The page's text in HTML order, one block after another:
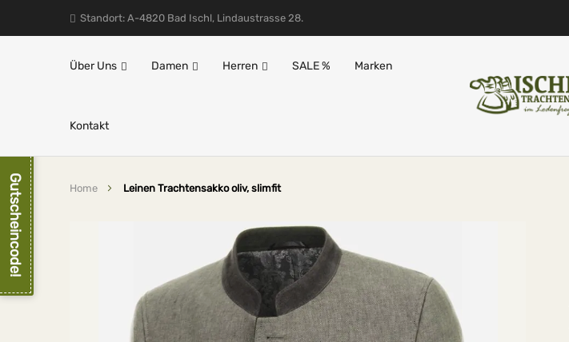
Standort: A-4820 Bad Ischl, Lindaustrasse 28.
Über Uns Damen Herren SALE % Marken
Kontakt
Home Leinen Trachtensakko oliv, slimfit
Gutscheincode!